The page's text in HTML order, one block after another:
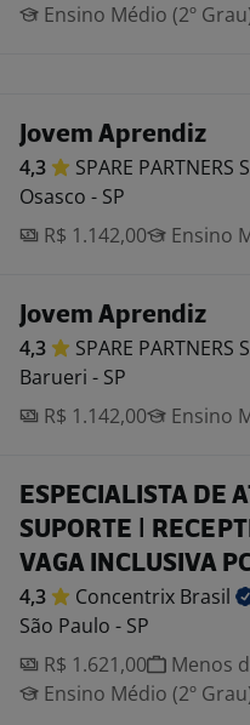
Ensino Médio (2º
Jovem Aprendiz
4,3 SPARE PARTNERS
Osasco - SP
R$ 1.142,00
Ensino
Jovem Aprendiz
4,3 SPARE PARTNERS
Barueri - SP
R$ 1.142,00
Ensino
ESPECIALISTA DE
SUPORTE |
VAGA INCLUSIVA
4,3 Concentrix Brasil
São Paulo - SP
R$ 1.621,00
Menos
Ensino Médio (2º